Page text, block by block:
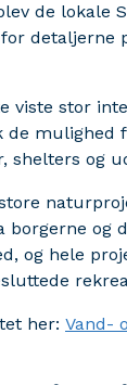
de lokale
detaljerne
viste stor
de mulighed
shelters og
og
og hele
her: Vand-